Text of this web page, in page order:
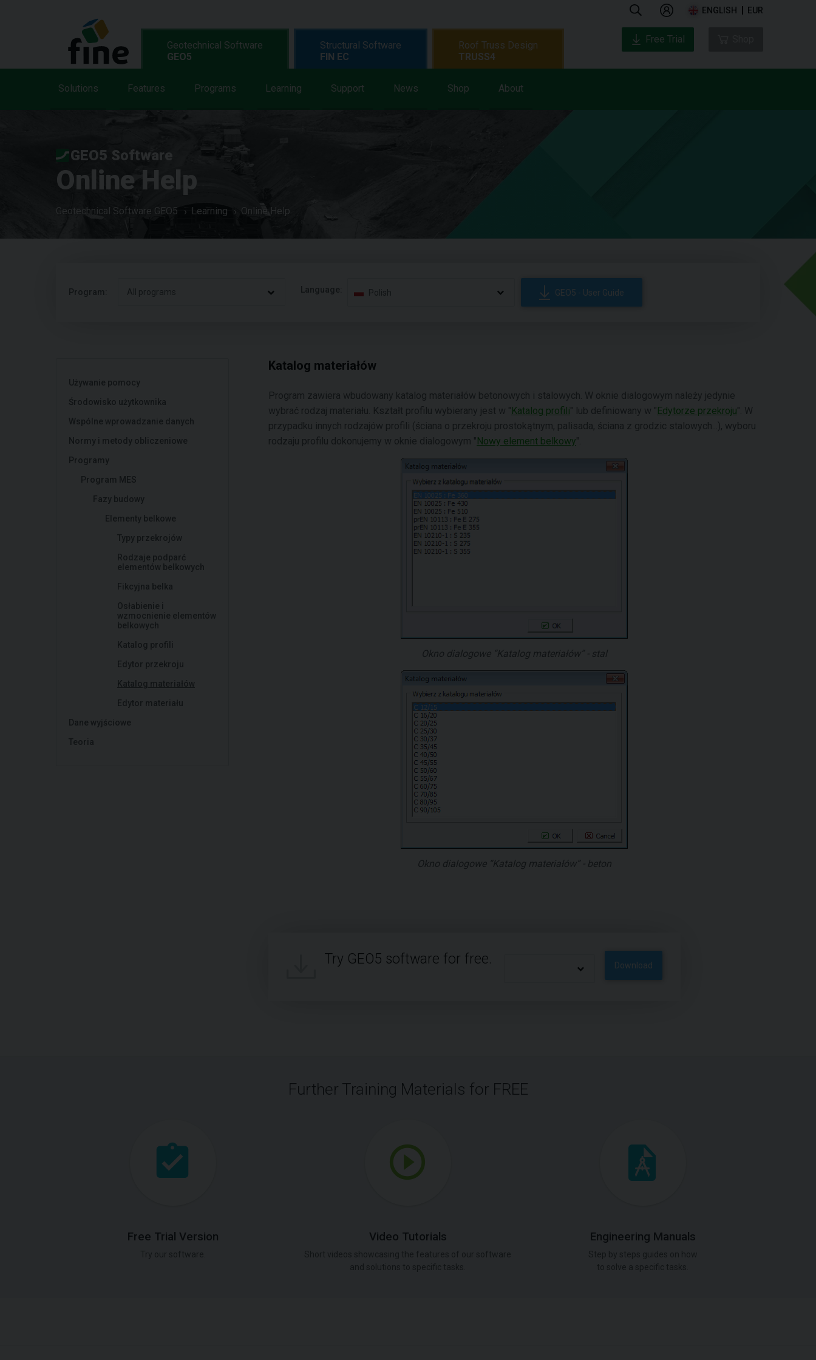
ENGLISH EUR
Geotechnical Software
GEO5
Solutions Features Programs Learning Support News Shop About
Structural Software
FIN EC
Roof Truss Design
TRUSS4
Free Trial
GEO5 Software
Online Help
Geotechnical Software GEO5 Learning Online Help
Program: All programs Language: Polish GEO5 - User Guide
Używanie pomocy
Środowisko użytkownika
Wspólne wprowadzanie danych
Normy i metody obliczeniowe
Programy
Program MES
Fazy budowy
Elementy belkowe
Typy przekrojów
Rodzaje podparć
elementów belkowych
Fikcyjna belka
Osłabienie i
wzmocnienie elementów
belkowych
Katalog profili
Edytor przekroju
Katalog materiałów
Edytor materiału
Dane wyjściowe
Teoria
Katalog materiałów
Program zawiera wbudowany katalog materiałów betonowych i stalowych. W oknie dialogowym należy jedynie
wybrać rodzaj materiału. Kształt profilu wybierany jest w "Katalog profili" lub definiowany w "Edytorze przekroju". W
przypadku innych rodzajów profili (ściana o przekroju prostokątnym, palisada, ściana z grodzic stalowych...), wyboru
rodzaju profilu dokonujemy w oknie dialogowym "Nowy element belkowy".
Okno dialogowe “Katalog materiałów” - stal
Okno dialogowe “Katalog materiałów” - beton
Try GEO5 software for free. Download
Further Training Materials for FREE
Free Trial Version Video Tutorials Engineering Manuals